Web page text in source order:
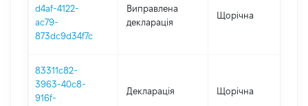
d4af-4122-
ac79-
873dc9d34f7c
Виправлена
декларація
Щорічна
83311c82-
3963-40c8-
916f-
Декларація Щорічна